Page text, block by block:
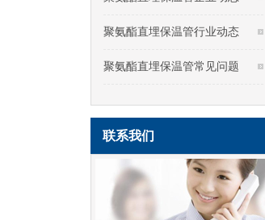
聚氨酯直埋保温管行业动态
聚氨酯直埋保温管常见问题
联系我们